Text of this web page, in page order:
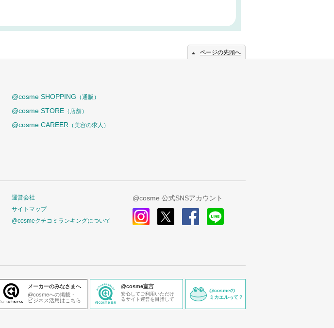
ページの先頭へ
@cosme SHOPPING （通販）
@cosme STORE （店舗）
@cosme CAREER （美容の求人）
運営会社
サイトマップ
@cosmeクチコミランキングについて
@cosme 公式SNSアカウント
メーカーのみなさまへ
@cosmeへの掲載・
ビジネス活用はこちら
@cosme宣言
安心してご利用いただけ
るサイト運営を目指して
@cosmeの
ミカエルって？